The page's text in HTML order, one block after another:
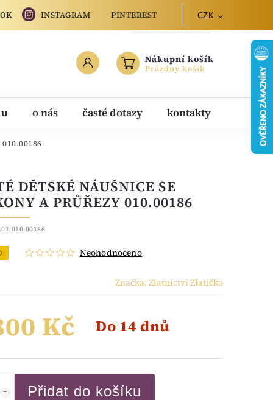
INSTAGRAM PINTEREST CZK
Nákupní košík
Prázdný košík
o nás časté dotazy kontakty
DĚTSKÉ NÁUŠNICE SE
A PRŮŘEZY 010.00186
Neohodnoceno
Značka: Zlatnictví Zlatíčko
Kč Do 14 dnů
Přidat do košíku